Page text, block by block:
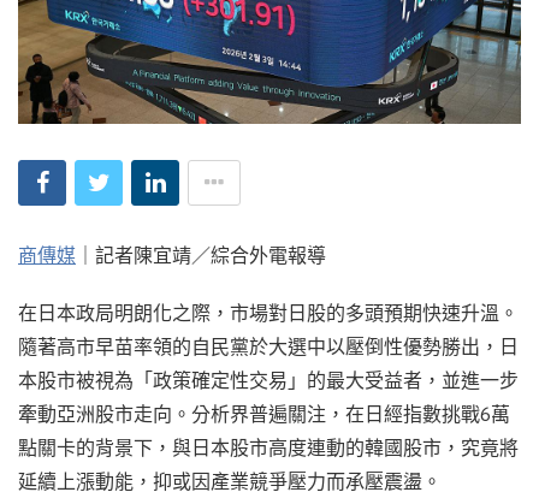
商傳媒 ｜記者陳宜靖／綜合外電報導
在日本政局明朗化之際，市場對日股的多頭預期快速升溫。
隨著高市早苗率領的自民黨於大選中以壓倒性優勢勝出，日
本股市被視為「政策確定性交易」的最大受益者，並進一步
牽動亞洲股市走向。分析界普遍關注，在日經指數挑戰6萬
點關卡的背景下，與日本股市高度連動的韓國股市，究竟將
延續上漲動能，抑或因產業競爭壓力而承壓震盪。